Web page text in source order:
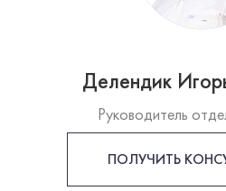
Делендик
Руководитель
ПОЛУЧИТЬ